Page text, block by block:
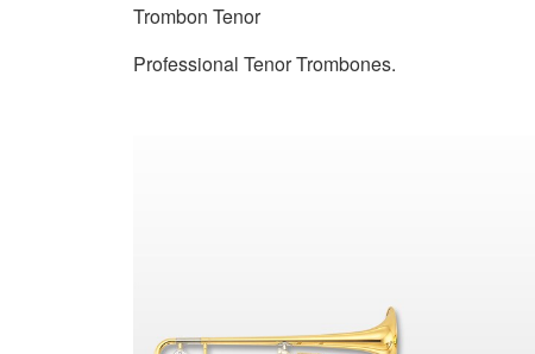
Trombon Tenor
Professional Tenor Trombones.